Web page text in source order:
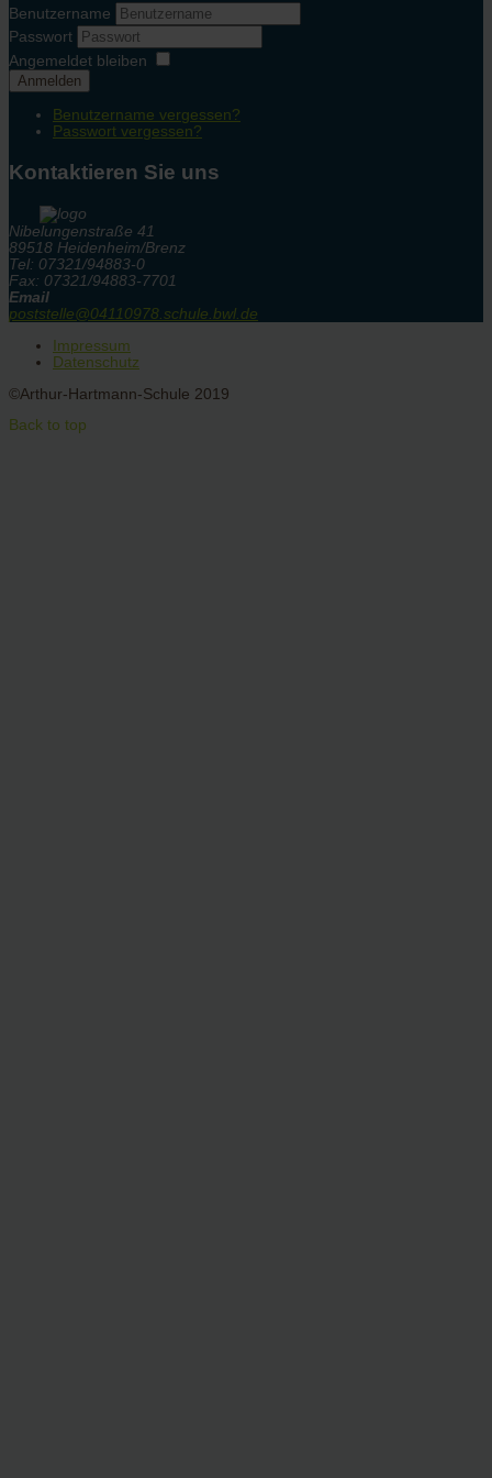
Benutzername
Passwort
Angemeldet bleiben
Anmelden
Benutzername vergessen?
Passwort vergessen?
Kontaktieren Sie uns
Nibelungenstraße 41
89518 Heidenheim/Brenz
Tel: 07321/94883-0
Fax: 07321/94883-7701
Email
poststelle@04110978.schule.bwl.de
Impressum
Datenschutz
©Arthur-Hartmann-Schule 2019
Back to top